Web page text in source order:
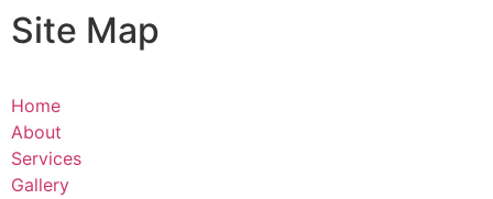
Site Map
Home
About
Services
Gallery